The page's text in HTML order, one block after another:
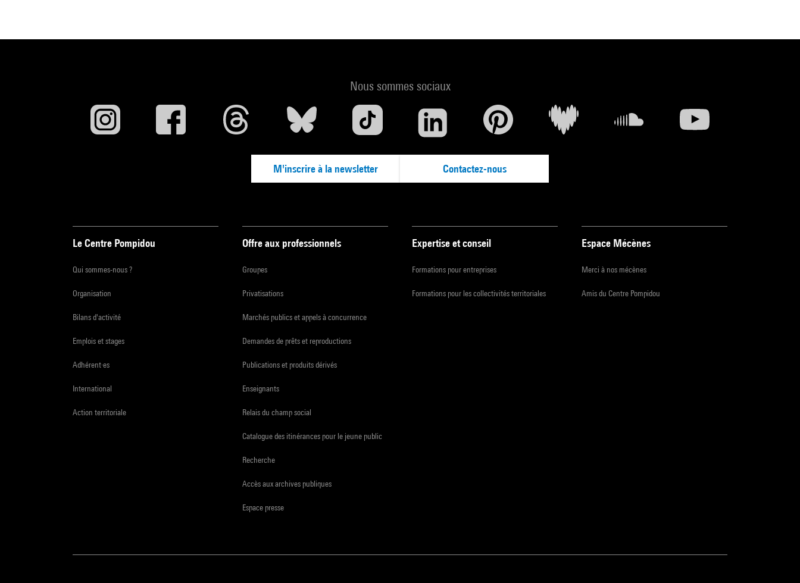
Nous sommes sociaux
M'inscrire à la newsletter Contactez-nous
Le Centre Pompidou
Qui sommes-nous ?
Organisation
Bilans d'activité
Emplois et stages
Adhérent·es
International
Action territoriale
Offre aux professionnels
Groupes
Privatisations
Marchés publics et appels à concurrence
Demandes de prêts et reproductions
Publications et produits dérivés
Enseignants
Relais du champ social
Catalogue des itinérances pour le jeune public
Recherche
Accès aux archives publiques
Espace presse
Expertise et conseil
Formations pour entreprises
Formations pour les collectivités territoriales
Espace Mécènes
Merci à nos mécènes
Amis du Centre Pompidou